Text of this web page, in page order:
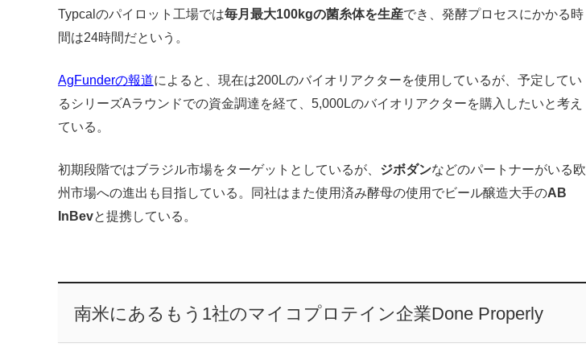
Typcalのパイロット工場では毎月最大100kgの菌糸体を生産でき、発酵プロセスにかかる時
間は24時間だという。
AgFunderの報道によると、現在は200Lのバイオリアクターを使用しているが、予定してい
るシリーズAラウンドでの資金調達を経て、5,000Lのバイオリアクターを購入したいと考え
ている。
初期段階ではブラジル市場をターゲットとしているが、 ジボダンなどのパートナーがいる欧
州市場への進出も目指している。同社はまた使用済み酵母の使用でビール醸造大手のAB
InBevと提携している。
南米にあるもう1社のマイコプロテイン企業Done Properly